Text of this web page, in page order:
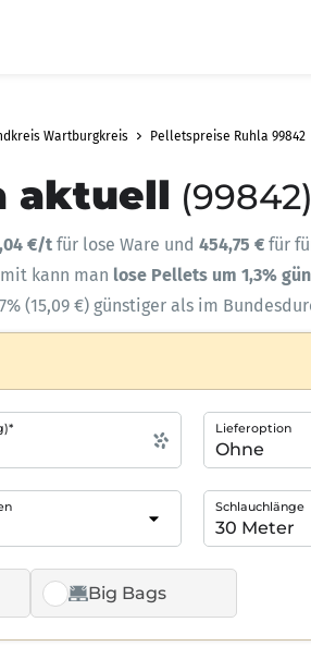
Wartburgkreis Pelletspreise Ruhla 99842
aktuell
€/t für lose Ware und 454,75 € für
kann man lose Pellets um 1,3%
(15,09 €) günstiger als im
Big Bags
Lieferoption
Schlauchlänge